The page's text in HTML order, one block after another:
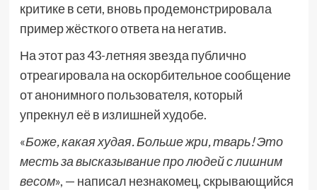
критике в сети, вновь продемонстрировала
пример жёсткого ответа на негатив.
На этот раз 43-летняя звезда публично
отреагировала на оскорбительное сообщение
от анонимного пользователя, который
упрекнул её в излишней худобе.
«Боже, какая худая. Больше жри, тварь! Это
месть за высказывание про людей с лишним
весом», — написал незнакомец, скрывающийся